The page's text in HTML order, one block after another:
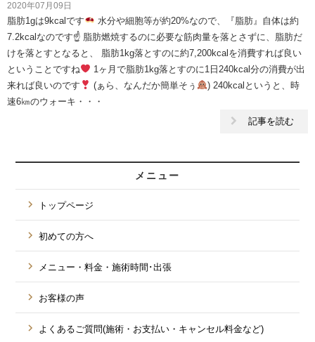
2020年07月09日
脂肪1gは9kcalです
水分や細胞等が約20%なので、『脂肪』自体は約
7.2kcalなのです☝ 脂肪燃焼するのに必要な筋肉量を落とさずに、脂肪だ
けを落とすとなると、 脂肪1kg落とすのに約7,200kcalを消費すれば良い
ということですね
1ヶ月で脂肪1kg落とすのに1日240kcal分の消費が出
来れば良いのです
(ぁら、なんだか簡単そぅ
) 240kcalというと、時
速6㎞のウォーキ・・・
記事を読む
メニュー
トップページ
初めての方へ
メニュー・料金・施術時間･出張
お客様の声
よくあるご質問(施術・お支払い・キャンセル料金など)